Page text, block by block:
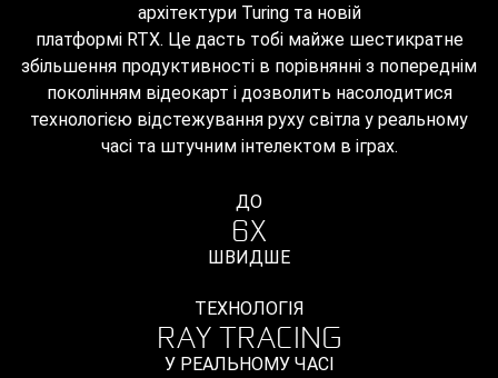
архітектури Turing та новій
платформі RTX. Це дасть тобі майже шестикратне
збільшення продуктивності в порівнянні з попереднім
поколінням відеокарт і дозволить насолодитися
технологією відстежування руху світла у реальному
часі та штучним інтелектом в іграх.
ДО
6X
ШВИДШЕ
ТЕХНОЛОГІЯ
RAY TRACING
У РЕАЛЬНОМУ ЧАСІ